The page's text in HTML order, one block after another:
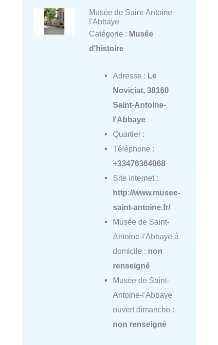
Musée de Saint-Antoine-
l'Abbaye
Catégorie : Musée
d'histoire
Adresse : Le
Noviciat, 38160
Saint-Antoine-
l'Abbaye
Quartier :
Téléphone :
+33476364068
Site internet :
http://www.musee-
saint-antoine.fr/
Musée de Saint-
Antoine-l'Abbaye à
domicile : non
renseigné
Musée de Saint-
Antoine-l'Abbaye
ouvert dimanche :
non renseigné